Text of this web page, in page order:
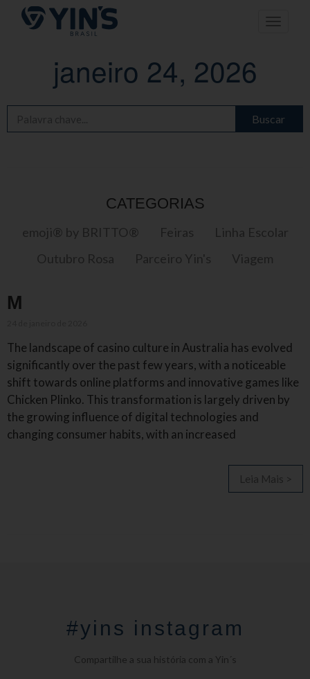
Pular
para
Toggle
janeiro 24, 2026
Buscar
CATEGORIAS
emoji® by BRITTO® Feiras
Linha Escolar
Outubro Rosa
Parceiro Yin's Viagem
M
The landscape of casino culture in Australia has evolved
significantly over the past few years, with a noticeable
shift towards online platforms and innovative games like
Chicken Plinko. This transformation is largely driven by
the growing influence of digital technologies and
changing consumer habits, with an increased
Leia Mais >
#yins instagram
Compartilhe a sua história com a Yin´s